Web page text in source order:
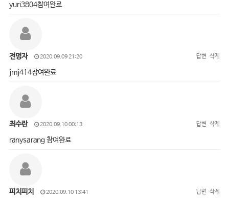
yuri3804참여완료
전명자 2020.09.09 21:20 답변 삭제
jmj414참여완료
최수란 2020.09.10 00:13 답변 삭제
ranysarang 참여완료
피치피치 2020.09.10 13:41 답변 삭제